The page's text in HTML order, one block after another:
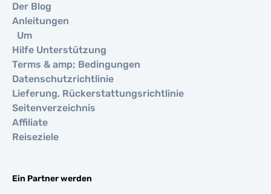
Der Blog
Anleitungen
Um
Hilfe Unterstützung
Terms & amp; Bedingungen
Datenschutzrichtlinie
Lieferung, Rückerstattungsrichtlinie
Seitenverzeichnis
Affiliate
Reiseziele
Ein Partner werden